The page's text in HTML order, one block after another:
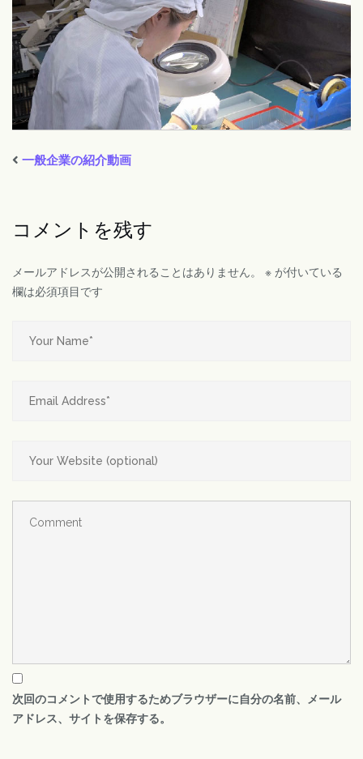
一般企業の紹介動画
コメントを残す
メールアドレスが公開されることはありません。 ※ が付いている
欄は必須項目です
次回のコメントで使用するためブラウザーに自分の名前、メール
アドレス、サイトを保存する。